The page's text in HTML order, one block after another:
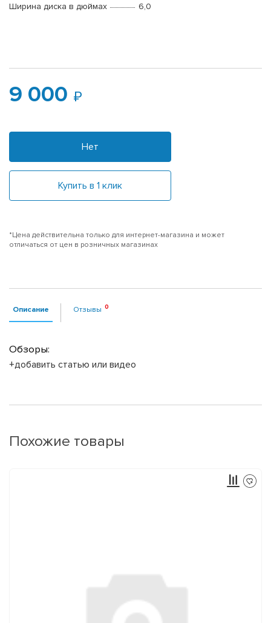
Ширина диска в дюймах
6,0
9 000
Нет
Купить в 1 клик
*Цена действительна только для интернет-магазина и может
отличаться от цен в розничных магазинах
Описание Отзывы
Обзоры:
+добавить статью или видео
Похожие товары